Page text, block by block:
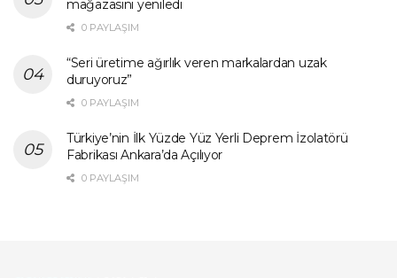
mağazasını yeniledi
0 PAYLAŞIM
“Seri üretime ağırlık veren markalardan uzak
duruyoruz”
0 PAYLAŞIM
Türkiye’nin İlk Yüzde Yüz Yerli Deprem İzolatörü
Fabrikası Ankara’da Açılıyor
0 PAYLAŞIM